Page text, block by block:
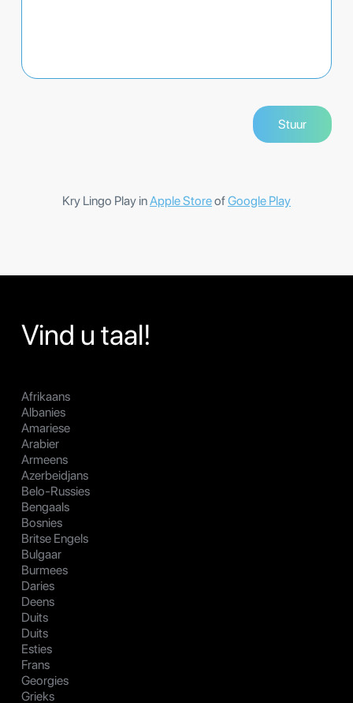
Kry Lingo Play inApple StoreofGoogle Play
Vind u taal!
Afrikaans
Albanies
Amariese
Arabier
Armeens
Azerbeidjans
Belo-Russies
Bengaals
Bosnies
Britse Engels
Bulgaar
Burmees
Daries
Deens
Duits
Duits
Esties
Frans
Georgies
Grieks